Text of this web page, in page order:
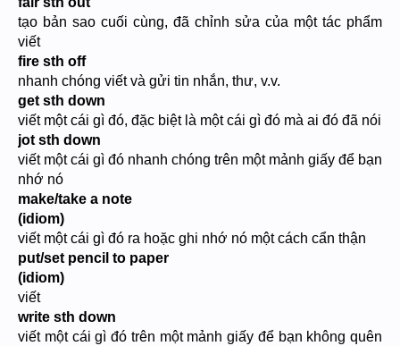
tạo bản sao cuối cùng, đã chỉnh sửa của một tác phẩm
viết
fire sth off
nhanh chóng viết và gửi tin nhắn, thư, v.v.
get sth down
viết một cái gì đó, đặc biệt là một cái gì đó mà ai đó đã nói
jot sth down
viết một cái gì đó nhanh chóng trên một mảnh giấy để bạn
nhớ nó
make/take a note
(idiom)
viết một cái gì đó ra hoặc ghi nhớ nó một cách cẩn thận
put/set pencil to paper
(idiom)
viết
write sth down
viết một cái gì đó trên một mảnh giấy để bạn không quên